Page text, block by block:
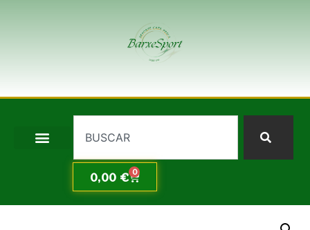
0,00€ 0